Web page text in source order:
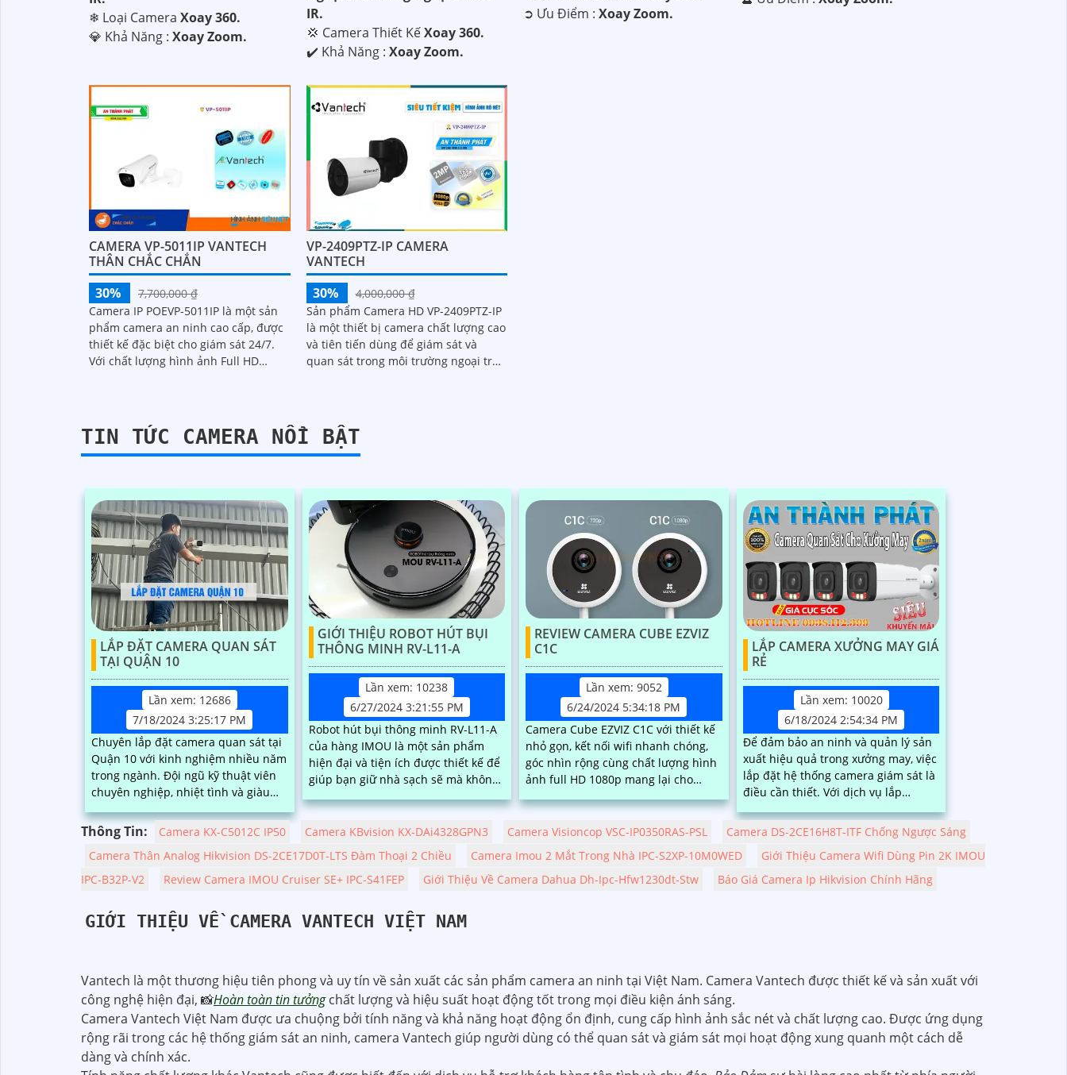
❄ Loại Camera Xoay 360.
️💎 Khả Năng : Xoay Zoom.
IR.
💢 Camera Thiết KếXoay 360.
️✔️ Khả Năng : Xoay Zoom.
️➲ Ưu Điểm :Xoay Zoom.
CAMERA VP-5011IP VANTECH
THÂN CHẮC CHẮN
30%
7,700,000 ₫
Camera IP POEVP-5011IP là một sản
phẩm camera an ninh cao cấp, được
thiết kế đặc biệt cho giám sát 24/7.
Với chất lượng hình ảnh Full HD
VP-2409PTZ-IP CAMERA
VANTECH
30%
4,000,000 ₫
Sản phẩm Camera HD VP-2409PTZ-IP
là một thiết bị camera chất lượng cao
và tiên tiến dùng để giám sát và
quan sát trong môi trường ngoại trời.
TIN TỨC CAMERA NỔI BẬT
LẮP ĐẶT CAMERA QUAN SÁT
TẠI QUẬN 10
Lần xem: 12686
7/18/2024 3:25:17 PM
Chuyên lắp đặt camera quan sát tại
Quận 10 với kinh nghiệm nhiều năm
trong ngành. Đội ngũ kỹ thuật viên
chuyên nghiệp, nhiệt tình và giàu
kinh nghiệm sẽ mang đến dịch vụ
chất lượng cao
GIỚI THIỆU ROBOT HÚT BỤI
THÔNG MINH RV-L11-A
Lần xem: 10238
6/27/2024 3:21:55 PM
Robot hút bụi thông minh RV-L11-A
của hàng IMOU là một sản phẩm
hiện đại và tiện ích được thiết kế để
giúp bạn giữ nhà sạch sẽ mà không
công sức. ...
REVIEW CAMERA CUBE EZVIZ
C1C
Lần xem: 9052
6/24/2024 5:34:18 PM
Camera Cube EZVIZ C1C với thiết kế
nhỏ gọn, kết nối wifi nhanh chóng,
góc nhìn rộng cùng chất lượng hình
ảnh full HD 1080p mang lại cho
camera hài...
LẮP CAMERA XƯỞNG MAY GIÁ
RẺ
Lần xem: 10020
6/18/2024 2:54:34 PM
Để đảm bảo an ninh và quản lý sản
xuất hiệu quả trong xưởng may, việc
lắp đặt hệ thống camera giám sát là
điều cần thiết. Với dịch vụ lắp
camera xưởng may giá rẻ của chúng
tôi,...
Thông Tin: Camera KX-C5012C IP50 Camera KBvision KX-DAi4328GPN3 Camera Visioncop VSC-IP0350RAS-PSL
Camera DS-2CE16H8T-ITF Chống Ngược Sáng
Camera Thân Analog Hikvision DS-2CE17D0T-LTS Đàm Thoại 2 Chiều
Camera Imou 2 Mắt Trong Nhà IPC-S2XP-10M0WED
Giới Thiệu Camera Wifi Dùng Pin 2K IMOU
IPC-B32P-V2
Review Camera IMOU Cruiser SE+ IPC-S41FEP Giới Thiệu Về Camera Dahua Dh-Ipc-Hfw1230dt-Stw Báo Giá Camera Ip Hikvision Chính Hãng
GIỚI THIỆU VỀ CAMERA VANTECH VIỆT NAM
Vantech là một thương hiệu tiên phong và uy tín về sản xuất các sản phẩm camera an ninh tại Việt Nam. Camera Vantech được thiết kế và sản xuất với
công nghệ hiện đại, 📸Hoàn toàn tin tưởngchất lượng và hiệu suất hoạt động tốt trong mọi điều kiện ánh sáng.
Camera Vantech Việt Nam được ưa chuộng bởi tính năng và khả năng hoạt động ổn định, cung cấp hình ảnh sắc nét và chất lượng cao. Được ứng dụng
rộng rãi trong các hệ thống giám sát an ninh, camera Vantech giúp người dùng có thể quan sát và giám sát mọi hoạt động xung quanh một cách dễ
dàng và chính xác.